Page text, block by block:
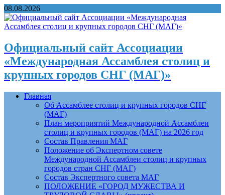
08.08.2026
Официальный сайт Ассоциации
«Международная Ассамблея столиц и
крупных городов СНГ (МАГ)»
Главная
Об Ассамблее столиц и крупных городов СНГ
(МАГ)
План мероприятий Международной Ассамблеи
столиц и крупных городов (МАГ) на 2026 год
Состав Правления МАГ
Положение об Экспертном совете
Международной Ассамблеи столиц и крупных
городов стран СНГ (МАГ)
Состав Экспертного совета МАГ
ПОЛОЖЕНИЕ «ГОРОД МУЖЕСТВА И